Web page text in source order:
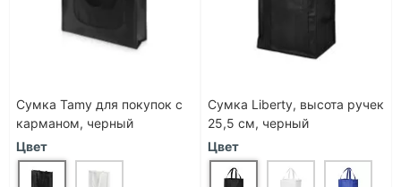
Сумка Tamy для покупок с
карманом, черный
Цвет
Сумка Liberty, высота ручек
25,5 см, черный
Цвет